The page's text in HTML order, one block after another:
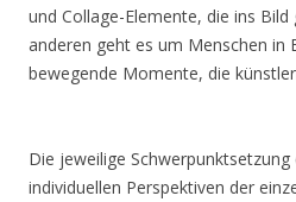
und Collage-Elemente, die ins
anderen geht es um Menschen in
bewegende Momente, die
Die jeweilige
individuellen Perspektiven der